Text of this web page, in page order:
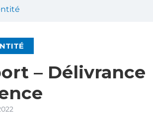
– Délivrance